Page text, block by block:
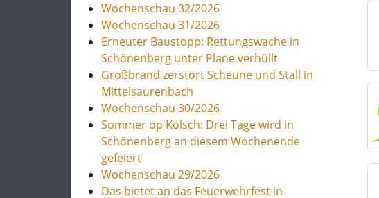
Wochenschau 32/2026
Wochenschau 31/2026
Erneuter Baustopp: Rettungswache in
Schönenberg unter Plane verhüllt
Großbrand zerstört Scheune und Stall in
Mittelsaurenbach
Wochenschau 30/2026
Sommer op Kölsch: Drei Tage wird in
Schönenberg an diesem Wochenende
gefeiert
Wochenschau 29/2026
Das bietet an das Feuerwehrfest in